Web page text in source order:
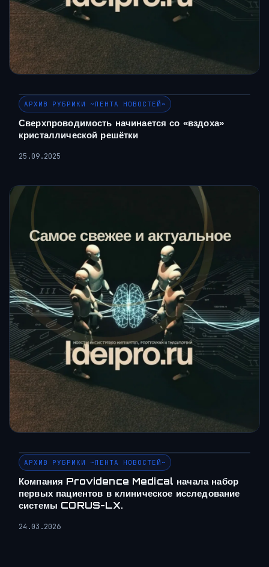
АРХИВ РУБРИКИ ~ЛЕНТА НОВОСТЕЙ~
Сверхпроводимость начинается со «вздоха»
кристаллической решётки
25.09.2025
АРХИВ РУБРИКИ ~ЛЕНТА НОВОСТЕЙ~
Компания Providence Medical начала набор
первых пациентов в клиническое исследование
системы CORUS-LX.
24.03.2026